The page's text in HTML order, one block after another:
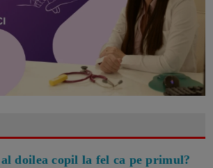
doilea copil la fel ca pe primul?